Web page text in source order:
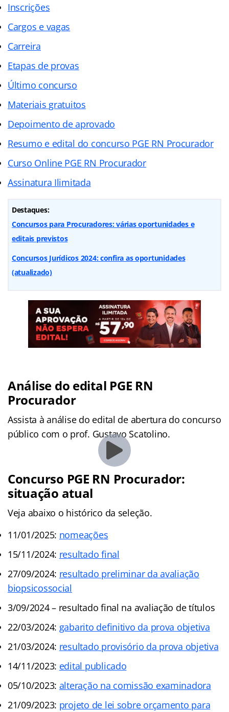
Inscrições
Cargos e vagas
Carreira
Etapas de provas
Último concurso
Materiais gratuitos
Depoimento de aprovado
Resumo e edital do concurso PGE RN Procurador
Curso Online PGE RN Procurador
Assinatura Ilimitada
Destaques:
Concursos para Procuradores: várias oportunidades e
editais previstos
Concursos Jurídicos 2024: confira as oportunidades
(atualizado)
Análise do edital PGE RN
Procurador
Assista à análise do edital de abertura do concurso
público com o prof. Gustavo Scatolino.
Concurso PGE RN Procurador:
situação atual
Veja abaixo o histórico da seleção.
11/01/2025: nomeações
15/11/2024: resultado final
27/09/2024: resultado preliminar da avaliação
biopsicossocial
3/09/2024 – resultado final na avaliação de títulos
22/03/2024: gabarito definitivo da prova objetiva
21/03/2024: resultado provisório da prova objetiva
14/11/2023: edital publicado
05/10/2023: alteração na comissão examinadora
21/09/2023: projeto de lei sobre orçamento para